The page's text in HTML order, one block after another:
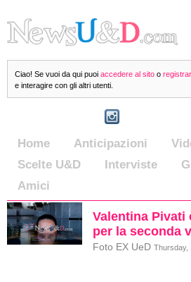
Ciao! Se vuoi da qui puoi accedere al sito o
e interagire con gli altri utenti.
Home Anticipazioni
Scelte U&D
Interviste
Amici
Valentina Pivati
per la seconda
Foto EX UeD Thursday,